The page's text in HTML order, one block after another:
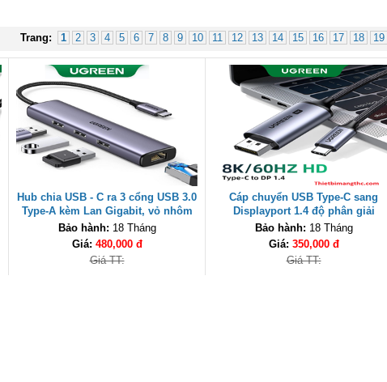
Trang: 1 2 3 4 5 6 7 8 9 10 11 12 13 14 15 16 17 18 19
Hub chia USB - C ra 3 cổng USB 3.0
Type-A kèm Lan Gigabit, vỏ nhôm
chính hãng Ugreen 60600
Bảo hành: 18 Tháng
Giá: 480,000 đ
Giá TT:
Cáp chuyển USB Type-C sang
Displayport 1.4 độ phân giải
8K@60Hz dài 1m Ugreen 25157 cao
cấp
Bảo hành: 18 Tháng
Giá: 350,000 đ
Giá TT: